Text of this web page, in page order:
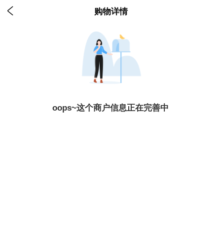
 购物详情
oops~这个商户信息正在完善中